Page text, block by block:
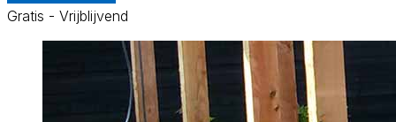
Gratis - Vrijblijvend